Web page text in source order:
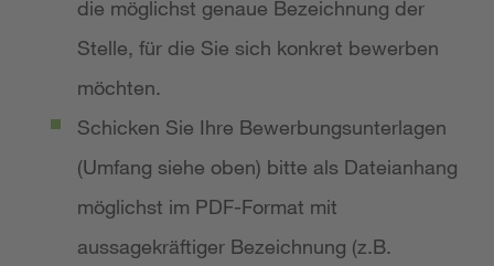
die möglichst genaue Bezeichnung der
Stelle, für die Sie sich konkret bewerben
möchten.
Schicken Sie Ihre Bewerbungsunterlagen
(Umfang siehe oben) bitte als Dateianhang
möglichst im PDF-Format mit
aussagekräftiger Bezeichnung (z.B.